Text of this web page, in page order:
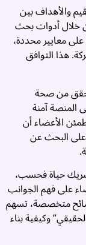
والأهداف بين
خلال أدوات بحث
معايير محددة،
هذا التوافق
من صحة
المنصة آمنة
الأعضاء أن
على البحث عن
حياة فحسب،
على فهم الجوانب
متخصصة، تسهم
وكيفية بناء